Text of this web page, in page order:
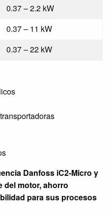
0.37 – 2.2 kW
0.37 – 11 kW
0.37 – 22 kW
Danfoss iC2-Micro y
del motor, ahorro
para sus procesos